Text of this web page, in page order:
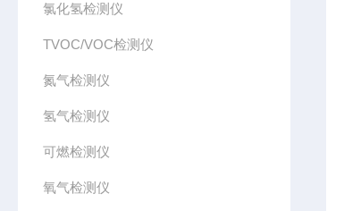
氯化氢检测仪
TVOC/VOC检测仪
氮气检测仪
氢气检测仪
可燃检测仪
氧气检测仪